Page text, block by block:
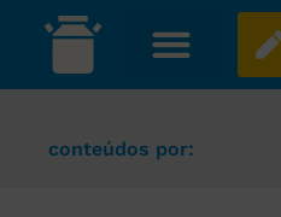
conteúdos por: